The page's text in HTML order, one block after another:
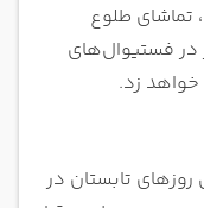
تماشای طلوع
و حضور در فستیوال‌های
خواهد زد.
تابستان در